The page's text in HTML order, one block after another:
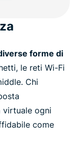
forme di
le reti Wi-Fi
Chi
virtuale ogni
come